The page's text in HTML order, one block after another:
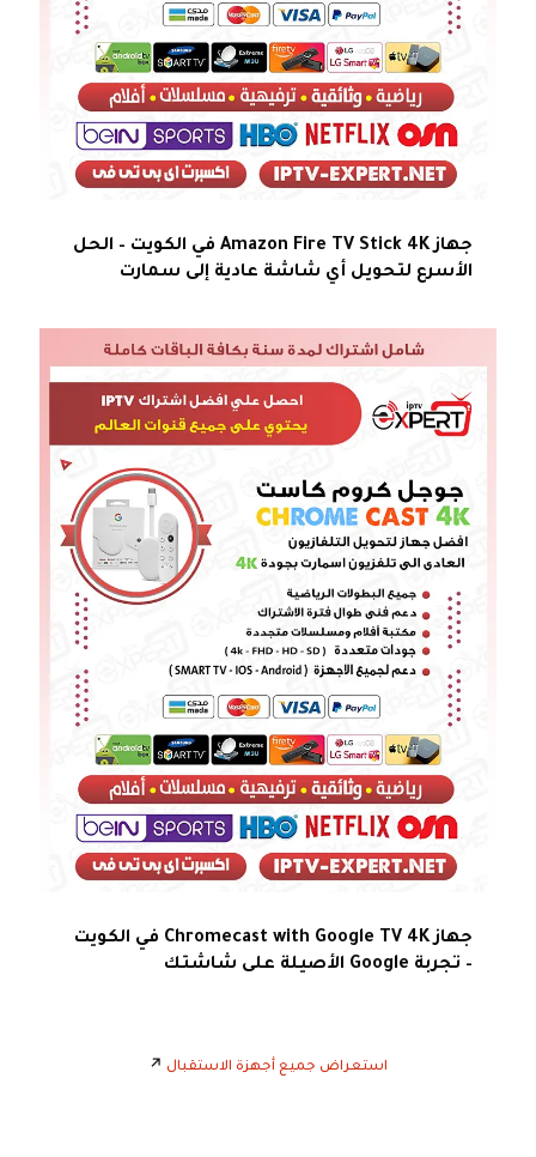
جهاز Amazon Fire TV Stick 4K في الكويت – الحل
الأسرع لتحويل أي شاشة عادية إلى سمارت
جهاز Chromecast with Google TV 4K في الكويت
– تجربة Google الأصيلة على شاشتك
استعراض جميع أجهزة الاستقبال ↗️